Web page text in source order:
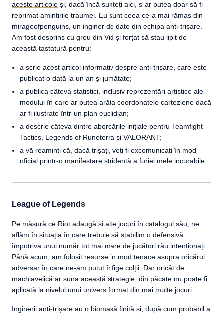
aceste articole și, dacă încă sunteți aici, s-ar putea doar să fi
reprimat amintirile traumei. Eu sunt ceea ce-a mai rămas din
mirageofpenguins, un inginer de date din echipa anti-trișare.
Am fost desprins cu greu din Vid și forțat să stau lipit de
această tastatură pentru:
a scrie acest articol informativ despre anti-trișare, care este
publicat o dată la un an și jumătate;
a publica câteva statistici, inclusiv reprezentări artistice ale
modului în care ar putea arăta coordonatele carteziene dacă
ar fi ilustrate într-un plan euclidian;
a descrie câteva dintre abordările inițiale pentru Teamfight
Tactics, Legends of Runeterra și VALORANT;
a vă reaminti că, dacă trișați, veți fi excomunicați în mod
oficial printr-o manifestare stridentă a furiei mele incurabile.
League of Legends
Pe măsură ce Riot adaugă și alte jocuri în catalogul său , ne
aflăm în situația în care trebuie să stabilim o defensivă
împotriva unui număr tot mai mare de jucători rău intenționați.
Până acum, am folosit resurse în mod tenace asupra oricărui
adversar în care ne-am putut înfige colții. Dar oricât de
machiavelică ar suna această strategie, din păcate nu poate fi
aplicată la nivelul unui univers format din mai multe jocuri.
Inginerii anti-trișare au o biomasă finită și, după cum probabil a